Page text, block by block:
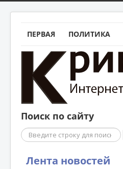
ПЕРВАЯ ПОЛИТИКА
Поиск по сайту
Поиск
Лента новостей